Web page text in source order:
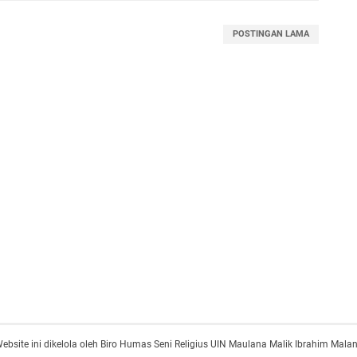
POSTINGAN LAMA
ini dikelola oleh Biro Humas Seni Religius UIN Maulana Malik Ibrahim